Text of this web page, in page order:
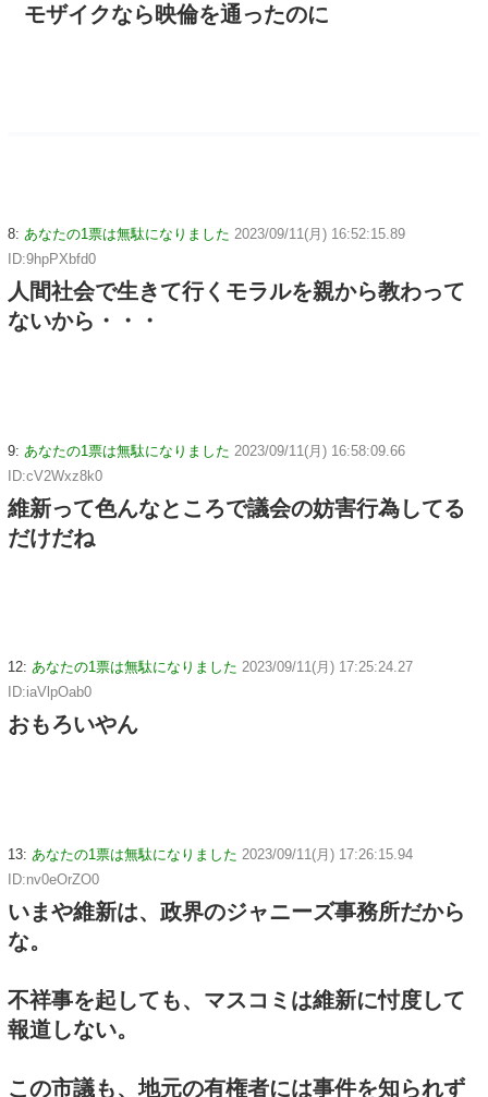
モザイクなら映倫を通ったのに
8: あなたの1票は無駄になりました 2023/09/11(月) 16:52:15.89
ID:9hpPXbfd0
人間社会で生きて行くモラルを親から教わって
ないから・・・
9: あなたの1票は無駄になりました 2023/09/11(月) 16:58:09.66
ID:cV2Wxz8k0
維新って色んなところで議会の妨害行為してる
だけだね
12: あなたの1票は無駄になりました 2023/09/11(月) 17:25:24.27
ID:iaVlpOab0
おもろいやん
13: あなたの1票は無駄になりました 2023/09/11(月) 17:26:15.94
ID:nv0eOrZO0
いまや維新は、政界のジャニーズ事務所だから
な。
不祥事を起しても、マスコミは維新に忖度して
報道しない。
この市議も、地元の有権者には事件を知られず